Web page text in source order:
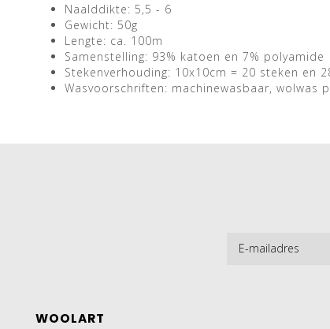
Naalddikte: 5,5 - 6
Gewicht: 50g
Lengte: ca. 100m
Samenstelling: 93% katoen en 7% polyamide
Stekenverhouding: 10x10cm = 20 steken en
Wasvoorschriften: machinewasbaar, wolwas
WOOLART